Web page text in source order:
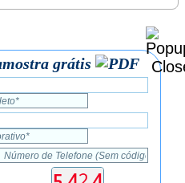
grátis